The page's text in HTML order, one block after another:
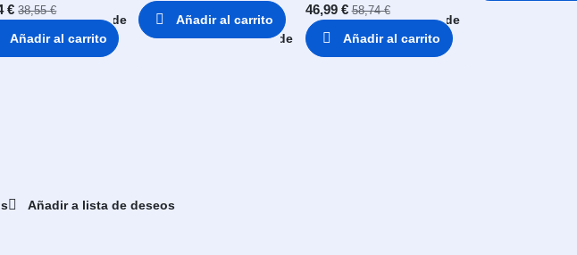
Añadir a lista de deseos
€ 38,55€
Añadir al carrito Añadir a lista de deseos
Añadir al carrito Añadir a lista de deseos
46,99€ 58,74€
Añadir al carrito
Añadir a lista de deseos